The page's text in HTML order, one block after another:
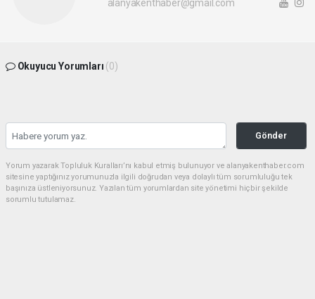
alanyakenthaber@gmail.com
Okuyucu Yorumları (0)
Gönder
Yorum yazarak Topluluk Kuralları’nı kabul etmiş bulunuyor ve alanyakenthaber.com
sitesine yaptığınız yorumunuzla ilgili doğrudan veya dolaylı tüm sorumluluğu tek
başınıza üstleniyorsunuz. Yazılan tüm yorumlardan site yönetimi hiçbir şekilde
sorumlu tutulamaz.